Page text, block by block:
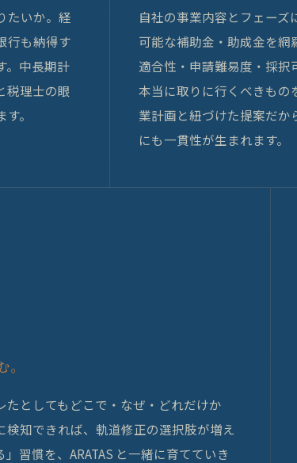
たいか。経
行も納得す
。中長期計
税理士の眼
。
自社の事業内容とフェーズ
可能な補助金・助成金を網
適合性・申請難易度・採択
本当に取りに行くべきもの
業計画と紐づけた提案だか
にも一貫性が生まれます。
としてもどこで・なぜ・どれだけか
検知できれば、軌道修正の選択肢が増え
習慣を、ARATAS と一緒に育てていき